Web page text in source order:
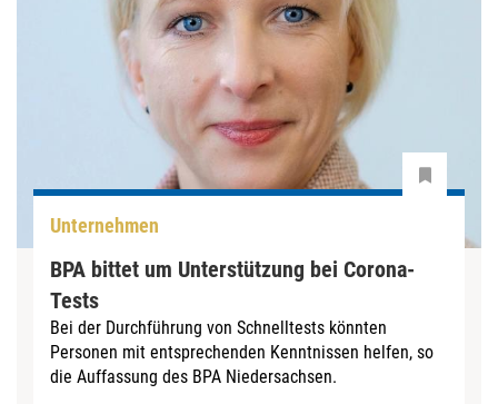
Unternehmen
BPA bittet um Unterstützung bei Corona-
Tests
Bei der Durchführung von Schnelltests könnten
Personen mit entsprechenden Kenntnissen helfen, so
die Auffassung des BPA Niedersachsen.